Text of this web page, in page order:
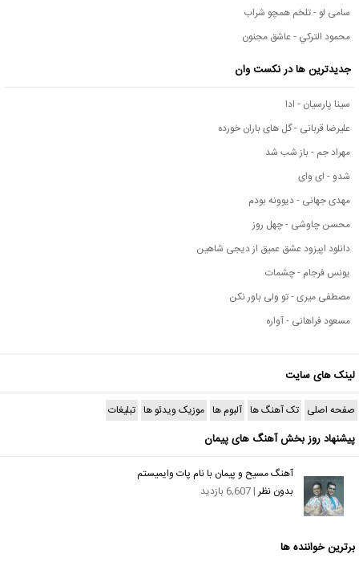
سامی لو - تلخم همچو شراب
محمود التركي - عاشق مجنون
جدیدترین ها در نکست وان
سینا پارسیان - ادا
علیرضا قربانی - گل های باران خورده
مهراد جم - باز شب شد
شدو - ای وای
مهدی جهانی - دیوونه بودم
محسن چاوشی - چهل روز
دانلود اپیزود عشق عمیق از دیجی شاهین
یونس فرجام - چشمات
مصطفی میری - تو ولی باور نکن
مسعود فراهانی - آواره
لینک های سایت
صفحه اصلی تک آهنگ ها آلبوم ها موزیک ویدئو ها تبلیغات
پیشنهاد روز بخش آهنگ های پیمان
آهنگ مسیح و پیمان با نام پات وایمیستم
بدون نظر | 6,607 بازدید
برترین خواننده ها